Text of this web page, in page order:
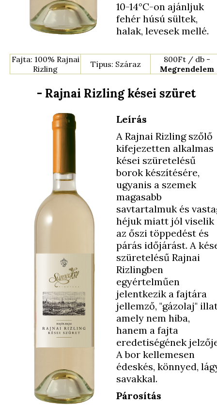
10-14°C-on ajánljuk
fehér húsú sültek,
halak, levesek mellé.
Fajta: 100% Rajnai
Rizling
Típus: Száraz
800Ft / db -
Megrendelem
- Rajnai Rizling kései szüret
Leírás
A Rajnai Rizling szőlő
kifejezetten alkalmas
kései szüretelésű
borok készítésére,
ugyanis a szemek
magasabb
savtartalmuk és
héjuk miatt jól viselik
az őszi töppedést és
párás időjárást. A
szüretelésű Rajnai
Rizlingben
egyértelműen
jelentkezik a fajtára
jellemző, "gázolaj"
amely nem hiba,
hanem a fajta
eredetiségének
A bor kellemesen
édeskés, könnyed,
savakkal.
Párosítás